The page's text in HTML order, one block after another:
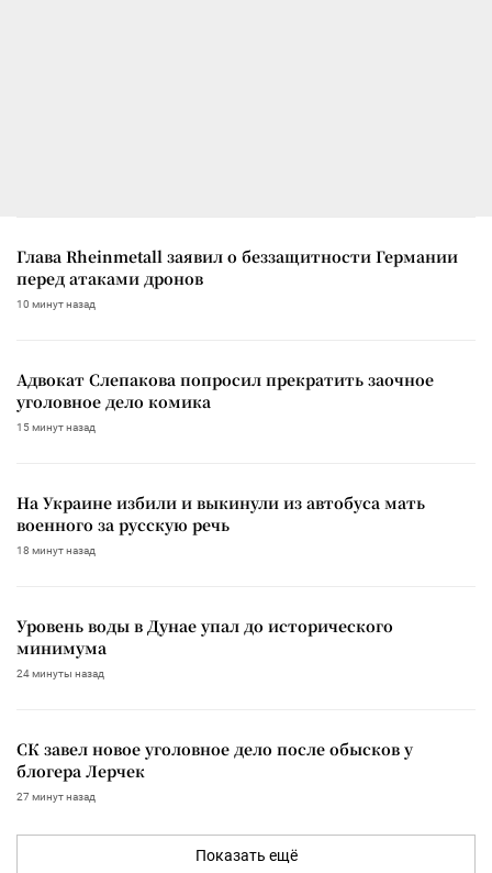
Глава Rheinmetall заявил о беззащитности Германии
перед атаками дронов
10 минут назад
Адвокат Слепакова попросил прекратить заочное
уголовное дело комика
15 минут назад
На Украине избили и выкинули из автобуса мать
военного за русскую речь
18 минут назад
Уровень воды в Дунае упал до исторического
минимума
24 минуты назад
СК завел новое уголовное дело после обысков у
блогера Лерчек
27 минут назад
Показать ещё